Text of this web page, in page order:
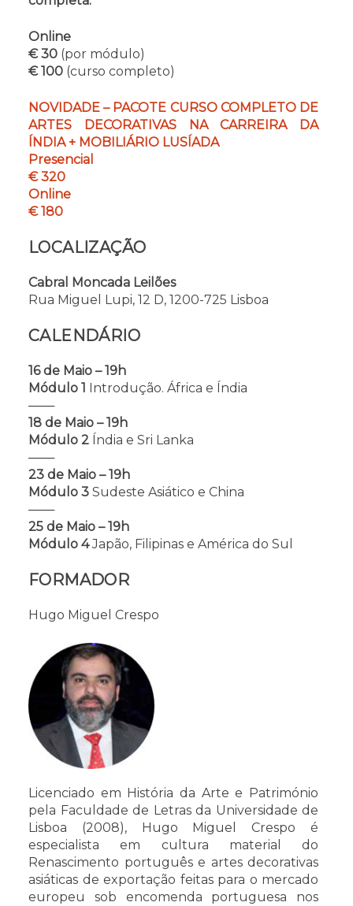
Online
€ 30 (por módulo)
€ 100 (curso completo)
NOVIDADE – PACOTE CURSO COMPLETO DE
ARTES DECORATIVAS NA CARREIRA DA
ÍNDIA + MOBILIÁRIO LUSÍADA
Presencial
€ 320
Online
€ 180
LOCALIZAÇÃO
Cabral Moncada Leilões
Rua Miguel Lupi, 12 D, 1200-725 Lisboa
CALENDÁRIO
16 de Maio – 19h
Módulo 1
Introdução. África e Índia
───
18 de Maio – 19h
Módulo 2 Índia e Sri Lanka
───
23 de Maio – 19h
Módulo 3 Sudeste Asiático e China
───
25 de Maio – 19h
Módulo 4Japão, Filipinas e América do Sul
FORMADOR
Hugo Miguel Crespo
Licenciado em História da Arte e Património
pela Faculdade de Letras da Universidade de
Lisboa (2008), Hugo Miguel Crespo é
especialista em cultura material do
Renascimento português e artes decorativas
asiáticas de exportação feitas para o mercado
europeu sob encomenda portuguesa nos